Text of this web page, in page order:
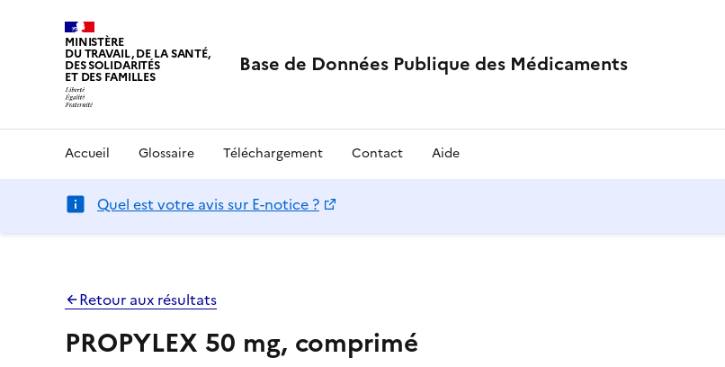
MINISTÈRE
DU TRAVAIL, DE LA SANTÉ,
DES SOLIDARITÉS
ET DES FAMILLES Base de Données Publique des Médicaments
Accueil Glossaire Téléchargement Contact Aide
Quel est votre avis sur E-notice ?
Retour aux résultats
PROPYLEX 50 mg, comprimé